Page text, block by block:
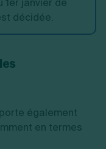
janvier de
décidée.
également
en termes